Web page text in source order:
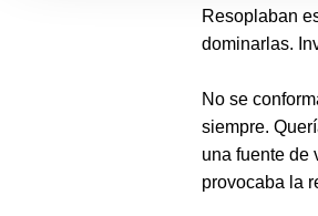
Resoplaban
dominarlas.
No se
siempre.
una fuente de
provocaba la